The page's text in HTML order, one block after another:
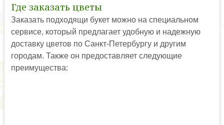
Где заказать цветы
Заказать подходящи букет можно на специальном
сервисе, который предлагает удобную и надежную
доставку цветов по Санкт-Петербургу и другим
городам. Также он предоставляет следующие
преимущества: